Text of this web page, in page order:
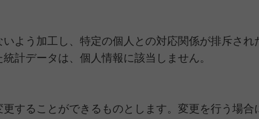
よう加工し、特定の個人との対応関係が排斥さ
計データは、個人情報に該当しません。
することができるものとします。変更を行う場